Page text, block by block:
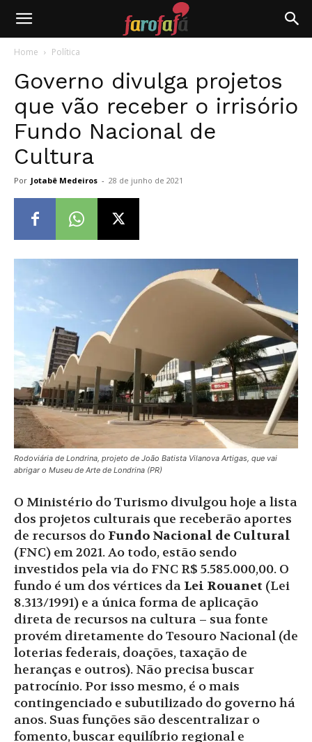
Farofafá
Home Política
Governo divulga projetos
que vão receber o irrisório
Fundo Nacional de
Cultura
Por Jotabê Medeiros - 28 de junho de 2021
Rodoviária de Londrina, projeto de João Batista Vilanova Artigas, que vai
abrigar o Museu de Arte de Londrina (PR)
O Ministério do Turismo divulgou hoje a lista
dos projetos culturais que receberão aportes
de recursos do Fundo Nacional de Cultural
(FNC) em 2021. Ao todo, estão sendo
investidos pela via do FNC R$ 5.585.000,00. O
fundo é um dos vértices da Lei Rouanet (Lei
8.313/1991) e a única forma de aplicação
direta de recursos na cultura – sua fonte
provém diretamente do Tesouro Nacional (de
loterias federais, doações, taxação de
heranças e outros). Não precisa buscar
patrocínio. Por isso mesmo, é o mais
contingenciado e subutilizado do governo há
anos. Suas funções são descentralizar o
fomento, buscar equilíbrio regional e